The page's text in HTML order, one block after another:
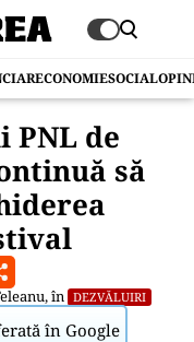
ECONOMIESOCIAL
PNL de
să
, în DEZVĂLUIRI
în Google